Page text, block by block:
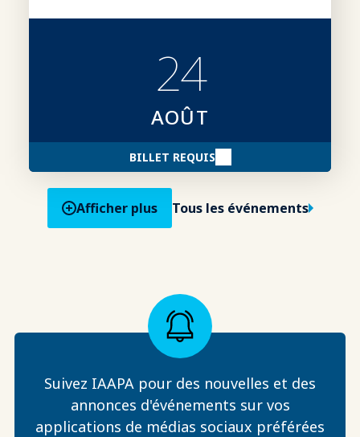
24
AOÛT
BILLET REQUIS
Afficher plus Tous les événements
Suivez IAAPA pour des nouvelles et des
annonces d'événements sur vos
applications de médias sociaux préférées